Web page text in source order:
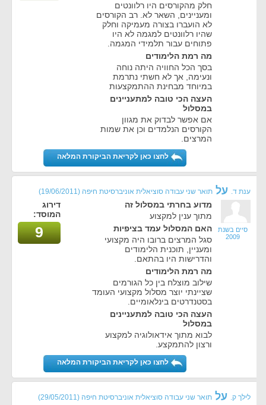
חלק מהקורסים היו רלוונטים
ומעניינים, השאר לא. רב הקורסים
לא הועברו בצורה מעמיקה וחלק
שהיו רלוונטים למגמה לא היו
פתוחים עבור תלמידי המגמה.
מה רמת הלימודים
בסך הכל החוויה היתה נוחה
ונעימה, אך לא חשתי נתרמת
במיוחד מבחינת ההתמקצעות
העצה הכי טובה למתעניינים
במסלול
אם אפשר לבדוק את מגוון
הקורסים הנלמדים וכן את שמות
המרצים.
לחצו כאן לקריאת הביקורת המלאה
ענת ד. על תואר שני עבודה סוציאלית אוניברסיטת חיפה (19/06/2011)
סיים בשנת
2009
מדוע בחרתי במסלול זה
מתוך ענין למקצוע
האם המסלול עמד בציפיות
סגל המרצים ברובו היה מקצועי
ומעניין, תוכנית הלימודים
והדרישות היו בהתאם.
מה רמת הלימודים
שילוב מוצלח בין כל הגורמים
שציינתי יוצר מסלול מקצועי העומד
בסטנדרטים בינלאומיים.
העצה הכי טובה למתעניינים
במסלול
לבוא מתוך אידאולוגיה למקצוע
ורצון להתמקצע.
דירוג
המוסד:
9
לחצו כאן לקריאת הביקורת המלאה
לילך ק. על תואר שני עבודה סוציאלית אוניברסיטת חיפה (29/05/2011)